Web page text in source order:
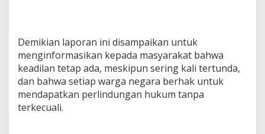
Demikian laporan ini disampaikan untuk
menginformasikan kepada masyarakat bahwa
keadilan tetap ada, meskipun sering kali tertunda,
dan bahwa setiap warga negara berhak untuk
mendapatkan perlindungan hukum tanpa
terkecuali.